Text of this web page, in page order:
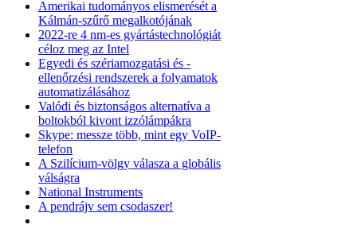
Amerikai tudományos elismerését a
Kálmán-szűrő megalkotójának
2022-re 4 nm-es gyártástechnológiát
céloz meg az Intel
Egyedi és szériamozgatási és -
ellenőrzési rendszerek a folyamatok
automatizálásához
Valódi és biztonságos alternatíva a
boltokból kivont izzólámpákra
Skype: messze több, mint egy VoIP-
telefon
A Szilícium-völgy válasza a globális
válságra
National Instruments
A pendrájv sem csodaszer!